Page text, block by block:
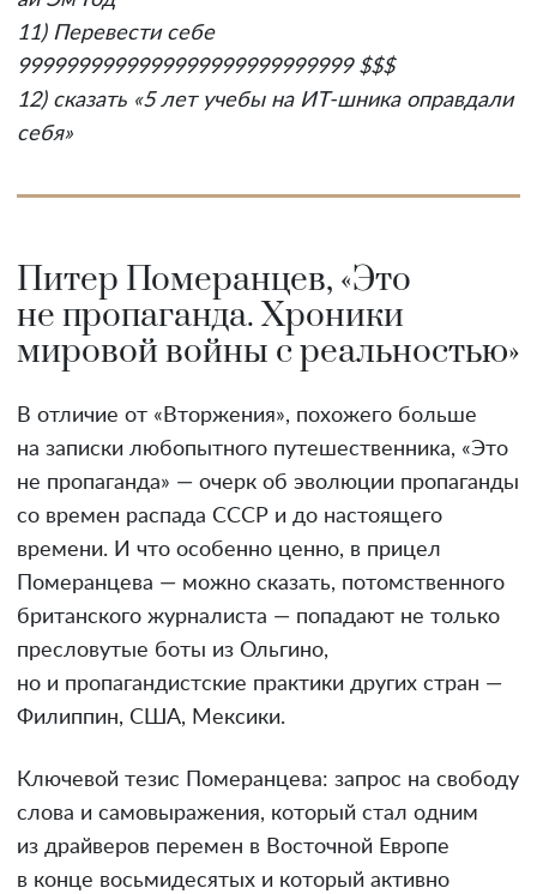
11) Перевести себе
9999999999999999999999999999 $$$
12) сказать «5 лет учебы на ИТ-шника оправдали
себя»
Питер Померанцев, «Это
не пропаганда. Хроники
мировой войны с реальностью»
В отличие от «Вторжения», похожего больше
на записки любопытного путешественника, «Это
не пропаганда» — очерк об эволюции пропаганды
со времен распада СССР и до настоящего
времени. И что особенно ценно, в прицел
Померанцева — можно сказать, потомственного
британского журналиста — попадают не только
пресловутые боты из Ольгино,
но и пропагандистские практики других стран —
Филиппин, США, Мексики.
Ключевой тезис Померанцева: запрос на свободу
слова и самовыражения, который стал одним
из драйверов перемен в Восточной Европе
в конце восьмидесятых и который активно